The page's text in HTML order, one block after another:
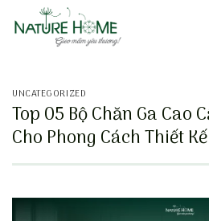
UNCATEGORIZED
Top 05 Bộ Chăn Ga Cao
Cho Phong Cách Thiết